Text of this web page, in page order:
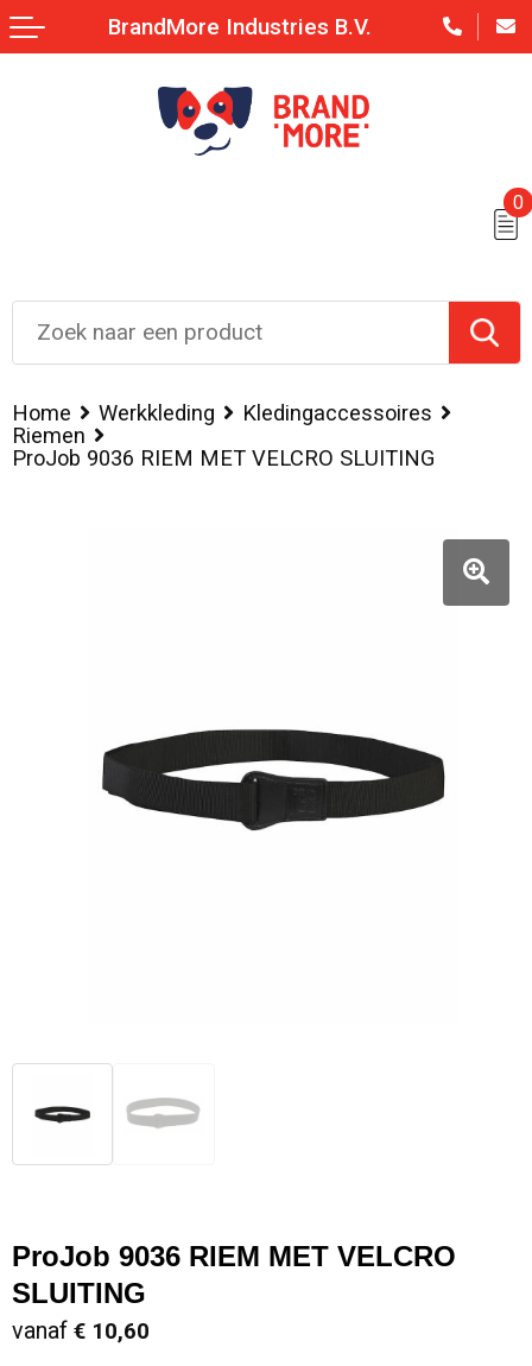
0
BrandMore Industries B.V.
Home Werkkleding
Kledingaccessoires
Riemen
ProJob 9036 RIEM MET VELCRO SLUITING
ProJob 9036 RIEM MET VELCRO
SLUITING
vanaf € 10,60